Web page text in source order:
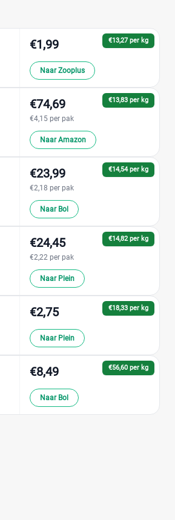
€13,27 per kg
€1,99
Naar Zooplus
€13,83 per kg
€74,69
€4,15 per pak
Naar Amazon
€14,54 per kg
€23,99
€2,18 per pak
Naar Bol
€14,82 per kg
€24,45
€2,22 per pak
Naar Plein
€18,33 per kg
€2,75
Naar Plein
€56,60 per kg
€8,49
Naar Bol